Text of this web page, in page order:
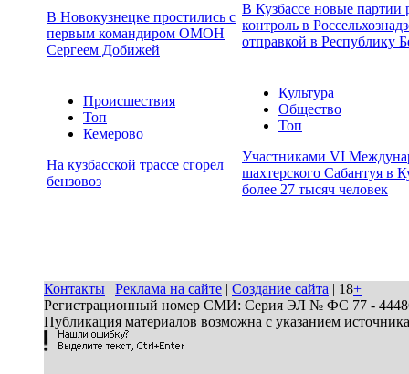
В Новокузнецке простились с
первым командиром ОМОН
Сергеем Добижей
В Кузбассе новые партии
контроль в
отправкой в Республику
Происшествия
Топ
Кемерово
На кузбасской трассе сгорел
бензовоз
Культура
Общество
Топ
Участниками VI
шахтерского Сабантуя в
более 27 тысяч человек
Контакты | Реклама на сайте | Создание сайта | 18+
Регистрационный номер СМИ: Серия ЭЛ № ФС 77 - 44486
Публикация материалов возможна с указанием